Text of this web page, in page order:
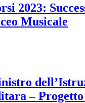
2023:
Musicale
–